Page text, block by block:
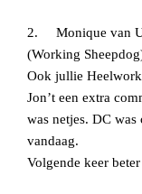
2. Monique van
(Working
Ook jullie
Jon’t een extra
was netjes. DC was
vandaag.
Volgende keer